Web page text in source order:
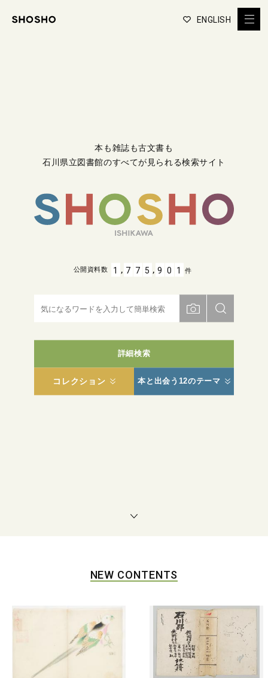
ENGLISH
本も雑誌も古文書も
石川県立図書館のすべてが見られる検索サイト
詳細検索
コレクション 本と出会う12のテーマ
公開資料数 1 , 7 7 5 , 9 0 1 件
NEW CONTENTS